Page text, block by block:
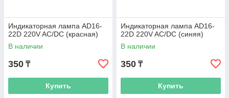
Индикаторная лампа AD16-
22D 220V AC/DC (красная)
В наличии
350 ₸
Купить
Индикаторная лампа AD16-
22D 220V AC/DC (синяя)
В наличии
350 ₸
Купить